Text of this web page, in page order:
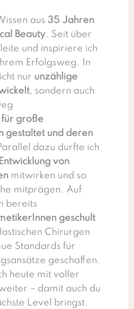
aus 35 Jahren
Beauty. Seit über
und inspiriere ich
Erfolgsweg. In
nur unzählige
, sondern auch
für große
gestaltet und deren
dazu durfte ich
von
mitwirken und so
mitprägen. Auf
bereits
geschult
Chirurgen
Standards für
geschaffen.
heute mit voller
– damit auch du
Level bringst.